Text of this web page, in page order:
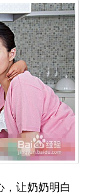
，让奶奶明白